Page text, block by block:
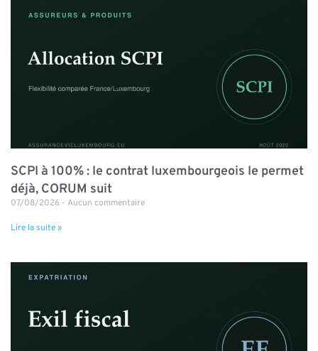
SCPI à 100% : le contrat luxembourgeois le permet
déjà, CORUM suit
07/08/2026 Aucun commentaire
Lire la suite »